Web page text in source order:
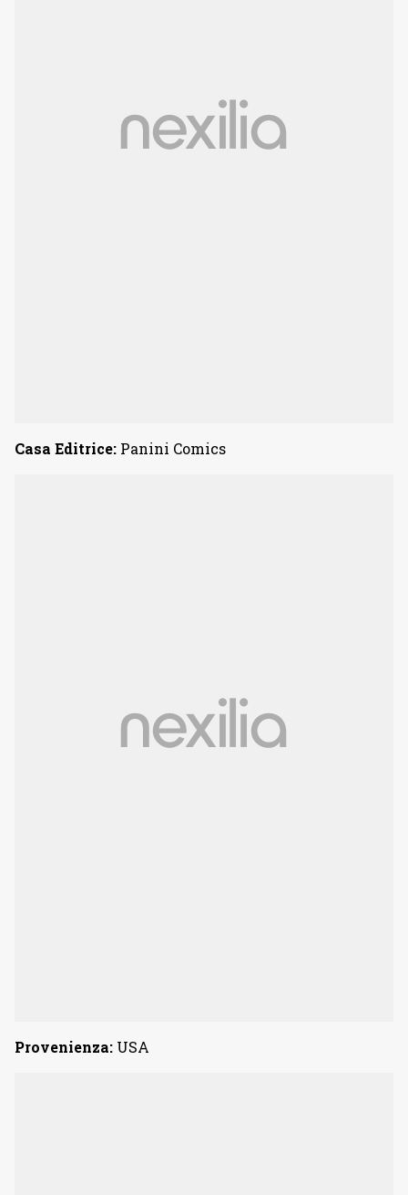
Casa Editrice: Panini Comics
Provenienza: USA